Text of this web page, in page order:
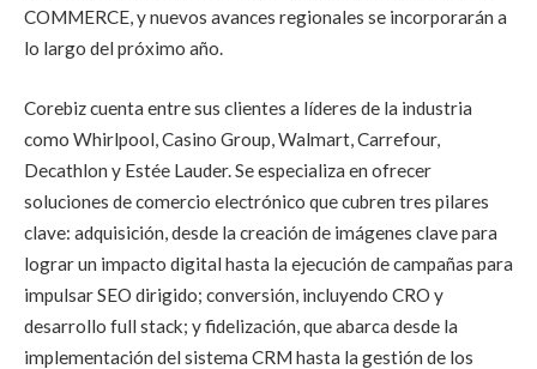
COMMERCE, y nuevos avances regionales se incorporarán a
lo largo del próximo año.
Corebiz cuenta entre sus clientes a líderes de la industria
como Whirlpool, Casino Group, Walmart, Carrefour,
Decathlon y Estée Lauder. Se especializa en ofrecer
soluciones de comercio electrónico que cubren tres pilares
clave: adquisición, desde la creación de imágenes clave para
lograr un impacto digital hasta la ejecución de campañas para
impulsar SEO dirigido; conversión, incluyendo CRO y
desarrollo full stack; y fidelización, que abarca desde la
implementación del sistema CRM hasta la gestión de los